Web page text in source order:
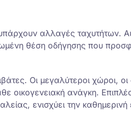
αλλαγές ταχυτήτων.
θέση οδήγησης που
Οι μεγαλύτεροι χώροι,
οικογενειακή ανάγκη.
ενισχύει την καθημερινή